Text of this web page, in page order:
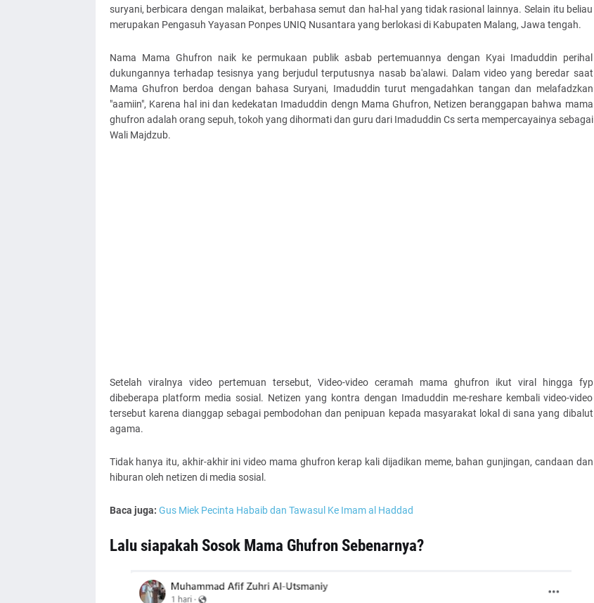
suryani, berbicara dengan malaikat, berbahasa semut dan hal-hal yang tidak rasional lainnya. Selain itu beliau
merupakan Pengasuh Yayasan Ponpes UNIQ Nusantara yang berlokasi di Kabupaten Malang, Jawa tengah.
Nama Mama Ghufron naik ke permukaan publik asbab pertemuannya dengan Kyai Imaduddin perihal
dukungannya terhadap tesisnya yang berjudul terputusnya nasab ba'alawi. Dalam video yang beredar saat
Mama Ghufron berdoa dengan bahasa Suryani, Imaduddin turut mengadahkan tangan dan melafadzkan
"aamiin", Karena hal ini dan kedekatan Imaduddin dengn Mama Ghufron, Netizen beranggapan bahwa mama
ghufron adalah orang sepuh, tokoh yang dihormati dan guru dari Imaduddin Cs serta mempercayainya sebagai
Wali Majdzub.
Setelah viralnya video pertemuan tersebut, Video-video ceramah mama ghufron ikut viral hingga fyp
dibeberapa platform media sosial. Netizen yang kontra dengan Imaduddin me-reshare kembali video-video
tersebut karena dianggap sebagai pembodohan dan penipuan kepada masyarakat lokal di sana yang dibalut
agama.
Tidak hanya itu, akhir-akhir ini video mama ghufron kerap kali dijadikan meme, bahan gunjingan, candaan dan
hiburan oleh netizen di media sosial.
Baca juga: Gus Miek Pecinta Habaib dan Tawasul Ke Imam al Haddad
Lalu siapakah Sosok Mama Ghufron Sebenarnya?